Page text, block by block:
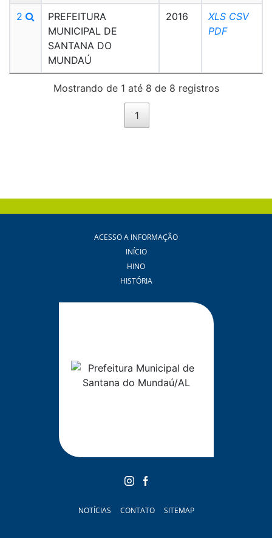
2
PREFEITURA
MUNICIPAL DE
SANTANA DO
MUNDAÚ
2016 XLS CSV
PDF
Mostrando de 1 até 8 de 8 registros
1
ACESSO A INFORMAÇÃO
INÍCIO
HINO
HISTÓRIA
NOTÍCIAS CONTATO SITEMAP